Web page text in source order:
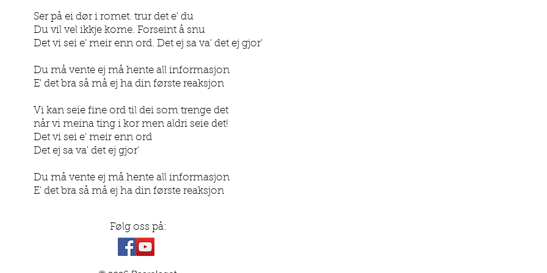
Ser på ei dør i romet. trur det e' du
Du vil vel ikkje kome. Forseint å snu
Det vi sei e' meir enn ord. Det ej sa va' det ej gjor'
Du må vente ej må hente all informasjon
E' det bra så må ej ha din første reaksjon
Vi kan seie fine ord til dei som trenge det
når vi meina ting i kor men aldri seie det!
Det vi sei e' meir enn ord
Det ej sa va' det ej gjor'
Du må vente ej må hente all informasjon
E' det bra så må ej ha din første reaksjon
Følg oss på: